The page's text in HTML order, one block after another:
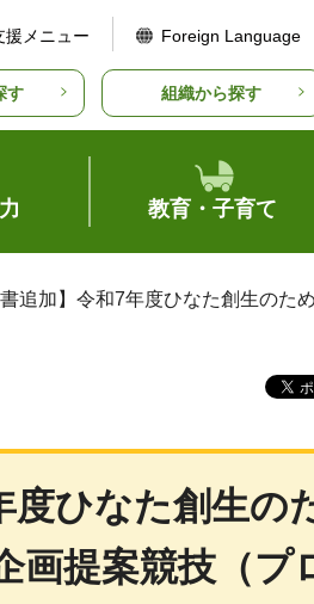
援メニュー Foreign Language
す 組織から探す
教育・子育て
追加】令和7年度ひなた創生のた
度ひなた創生の
画提案競技（プ